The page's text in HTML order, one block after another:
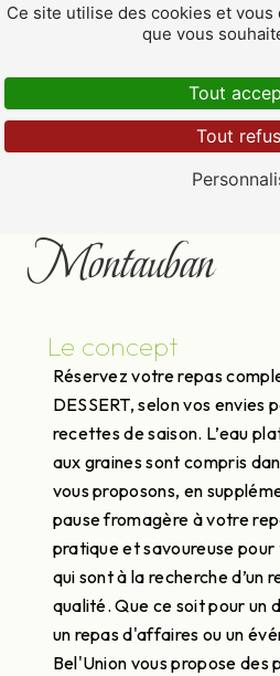
Plateau repas
Montauban
Le concept
Réservez votre repas
DESSERT, selon vos envies
recettes de saison. L’eau
aux graines sont compris
vous proposons, en
pause fromagère à votre
pratique et savoureuse pour
qui sont à la recherche d’un
qualité. Que ce soit pour un
un repas d'affaires ou un
Bel'Union vous propose des
Ce site utilise des cookies et
que vous
Tout
Tout